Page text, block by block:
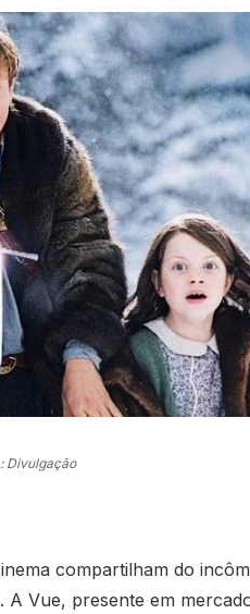
Divulgação
compartilham do
Vue, presente em